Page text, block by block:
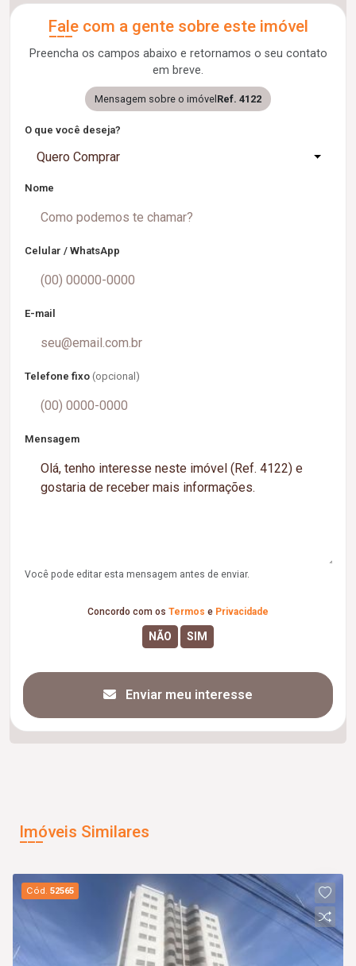
Fale com a gente sobre este imóvel
Preencha os campos abaixo e retornamos o seu contato
em breve.
Mensagem sobre o imóvel Ref. 4122
O que você deseja?
Quero Comprar
Nome
Celular / WhatsApp
E-mail
Telefone fixo (opcional)
Mensagem
Você pode editar esta mensagem antes de enviar.
Concordo com os Termos e Privacidade
Enviar meu interesse
Imóveis Similares
Cód.52565